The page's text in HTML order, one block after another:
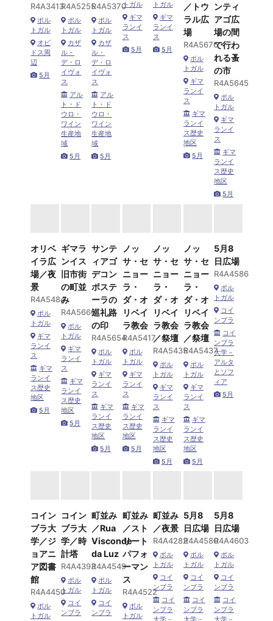
R4A3413
ポル
トガル
オビ
ドス周
辺
5月
R4A5255
ポル
トガル
カザ
ル・
デ・ロ
イヴォ
ス
アル
ト・ド
ウロ・
ワイン
生産地
域
5月
R4A5370
ポル
トガル
カザ
ル・
デ・ロ
イヴォ
ス
アル
ト・ド
ウロ・
ワイン
生産地
域
5月
トガル
ギマ
ランイ
ス
5月
トガル
ギマ
ランイ
ス
5月
／トウ
ラル広
場
R4A5676
ポル
トガル
ギマ
ランイ
ス
ギマ
ランイ
ス歴史
地区
5月
ンティ
アゴ広
場の間
で行わ
れる蚤
の市
R4A5645
ポル
トガル
ギマ
ランイ
ス
ギマ
ランイ
ス歴史
地区
5月
オリベ
イラ広
場／夜
景
R4A5484
ポル
トガル
ギマ
ランイ
ス
ギマ
ランイ
ス歴史
地区
5月
ギマラ
ンイス
旧市街
の町並
み
R4A5666
ポル
トガル
ギマ
ランイ
ス
ギマ
ランイ
ス歴史
地区
5月
サンテ
ィアゴ
デコン
ポステ
ーラの
巡礼路
の印
R4A5654
ポル
トガル
ギマ
ランイ
ス
ギマ
ランイ
ス歴史
地区
5月
ノッ
サ・セ
ニョー
ラ・
ダ・オ
リベイ
ラ教会
R4A5417
ポル
トガル
ギマ
ランイ
ス
ギマ
ランイ
ス歴史
地区
5月
ノッ
サ・セ
ニョー
ラ・
ダ・オ
リベイ
ラ教会
／祭壇
R4A5435
ポル
トガル
ギマ
ランイ
ス
ギマ
ランイ
ス歴史
地区
5月
ノッ
サ・セ
ニョー
ラ・
ダ・オ
リベイ
ラ教会
／祭壇
R4A5437
ポル
トガル
ギマ
ランイ
ス
ギマ
ランイ
ス歴史
地区
5月
5月8
日広場
R4A4586
ポル
トガル
コイ
ンブラ
コイ
ンブラ
大学－
アルタ
とソフ
ィア
5月
コイン
ブラ大
学／ジ
ョアニ
ア図書
館
R4A4450
ポル
トガル
コイン
ブラ大
学／時
計塔
R4A4393
ポル
トガル
コイ
ンブラ
町並み
／Rua
Visconde
da Luz
R4A4549
ポル
トガル
コイ
ンブラ
町並み
／スト
リート
パフォ
ーマン
ス
R4A4522
ポル
トガル
町並み
／夜景
R4A4282
ポル
トガル
コイ
ンブラ
コイ
ンブラ
大学－
5月8
日広場
R4A4580
ポル
トガル
コイ
ンブラ
コイ
ンブラ
大学－
5月8
日広場
R4A4603
ポル
トガル
コイ
ンブラ
コイ
ンブラ
大学－